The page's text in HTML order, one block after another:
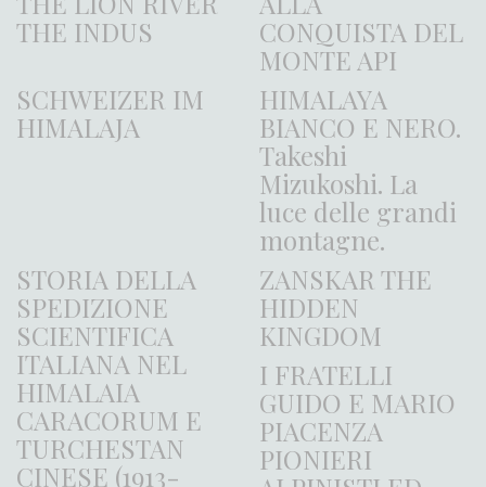
THE INDUS
CONQUISTA DEL
MONTE API
SCHWEIZER IM
HIMALAJA
HIMALAYA
BIANCO E NERO.
Takeshi
Mizukoshi. La
luce delle grandi
montagne.
STORIA DELLA
SPEDIZIONE
SCIENTIFICA
ITALIANA NEL
HIMALAIA
CARACORUM E
TURCHESTAN
CINESE (1913-
ZANSKAR THE
HIDDEN
KINGDOM
I FRATELLI
GUIDO E MARIO
PIACENZA
PIONIERI